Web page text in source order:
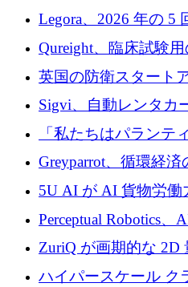
ンを得たロボット ソ
めに 58 万 5,000 ポン
Legora、2026 年の 5
タートアップ Wexler
Qureight、臨床試験
ジング プラットフォ
リーズ B で 2,000 万
英国の防衛スタート
攻撃に対抗する仮想
を調達
Sigvi、自動レンタカ
ユーロを調達
「私たちはパランテ
会社です」とフラン
者は言う
Greyparrot、循環経
テリジェンスを拡張
2,700 万ドルを確保
5U AI が AI 貨物労働
に 320 万ドルのプレ
Perceptual Robotics
規模拡大に向けて
ZuriQ が画期的な 2D
張するために 2,550
ハイパースケール ク